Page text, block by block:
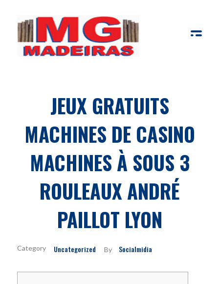
JEUX GRATUITS
MACHINES DE CASINO
MACHINES À SOUS 3
ROULEAUX ANDRÉ
PAILLOT LYON
By Socialmidia
Uncategorized